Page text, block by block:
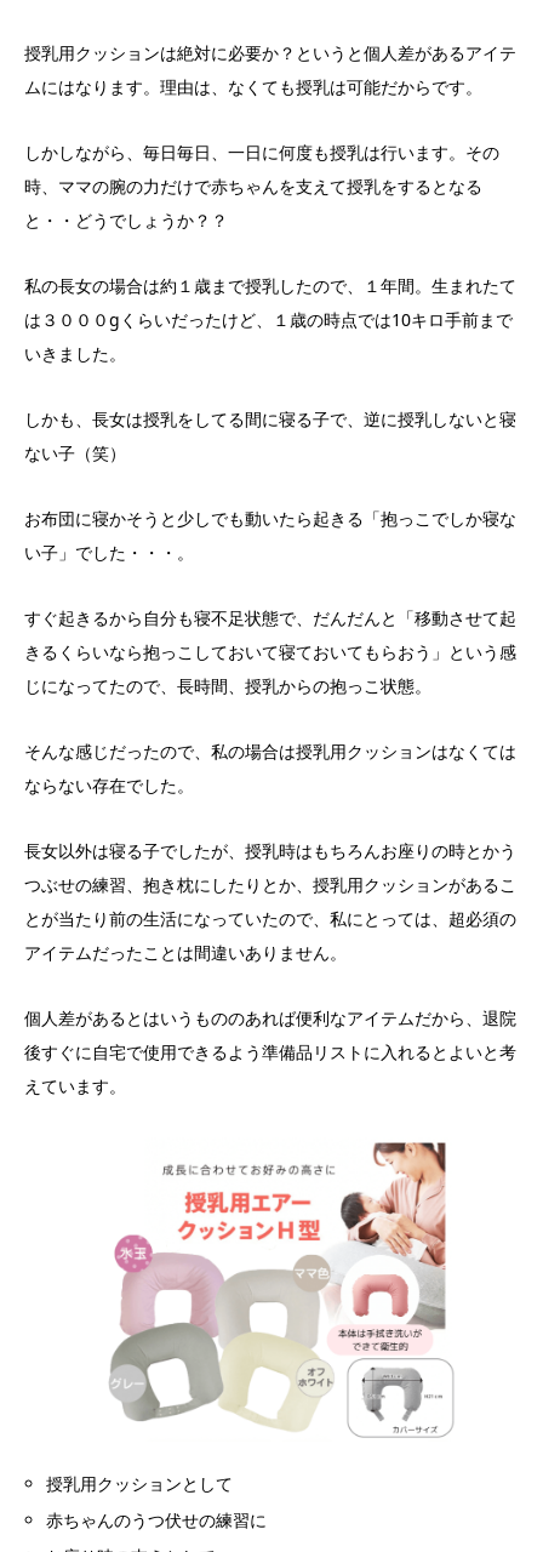
授乳用クッションは絶対に必要か？というと個人差があるアイテ
ムにはなります。理由は、なくても授乳は可能だからです。
しかしながら、毎日毎日、一日に何度も授乳は行います。その
時、ママの腕の力だけで赤ちゃんを支えて授乳をするとなる
と・・どうでしょうか？？
私の長女の場合は約１歳まで授乳したので、１年間。生まれたて
は３０００gくらいだったけど、１歳の時点では10キロ手前まで
いきました。
しかも、長女は授乳をしてる間に寝る子で、逆に授乳しないと寝
ない子（笑）
お布団に寝かそうと少しでも動いたら起きる「抱っこでしか寝な
い子」でした・・・。
すぐ起きるから自分も寝不足状態で、だんだんと「移動させて起
きるくらいなら抱っこしておいて寝ておいてもらおう」という感
じになってたので、長時間、授乳からの抱っこ状態。
そんな感じだったので、私の場合は授乳用クッションはなくては
ならない存在でした。
長女以外は寝る子でしたが、授乳時はもちろんお座りの時とかう
つぶせの練習、抱き枕にしたりとか、授乳用クッションがあるこ
とが当たり前の生活になっていたので、私にとっては、超必須の
アイテムだったことは間違いありません。
個人差があるとはいうもののあれば便利なアイテムだから、退院
後すぐに自宅で使用できるよう準備品リストに入れるとよいと考
えています。
授乳用クッションとして
赤ちゃんのうつ伏せの練習に